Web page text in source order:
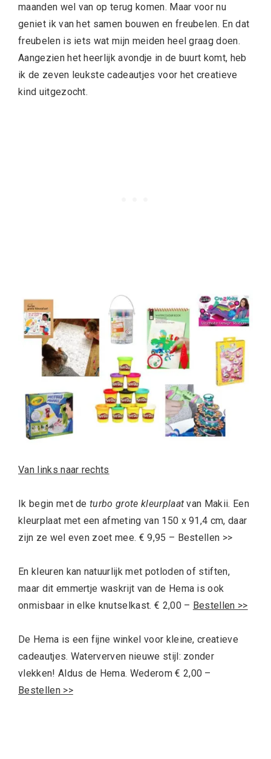
maanden wel van op terug komen. Maar voor nu
geniet ik van het samen bouwen en freubelen. En dat
freubelen is iets wat mijn meiden heel graag doen.
Aangezien het heerlijk avondje in de buurt komt, heb
ik de zeven leukste cadeautjes voor het creatieve
kind uitgezocht.
Van links naar rechts
Ik begin met deturbo grote kleurplaat van Makii. Een
kleurplaat met een afmeting van 150 x 91,4 cm, daar
zijn ze wel even zoet mee. € 9,95 – Bestellen >>
En kleuren kan natuurlijk met potloden of stiften,
maar dit emmertje waskrijt van de Hema is ook
onmisbaar in elke knutselkast. € 2,00 – Bestellen >>
De Hema is een fijne winkel voor kleine, creatieve
cadeautjes. Waterverven nieuwe stijl: zonder
vlekken! Aldus de Hema. Wederom € 2,00 –
Bestellen >>